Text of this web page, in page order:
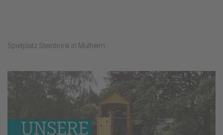
Spielplatz Steinbrink in Mülheim